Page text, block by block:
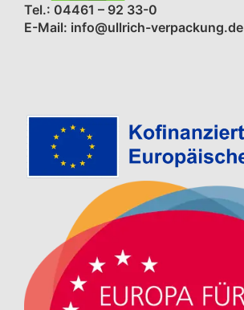
Tel.: 04461 – 92 33-0
E-Mail: info@ullrich-verpackung.de